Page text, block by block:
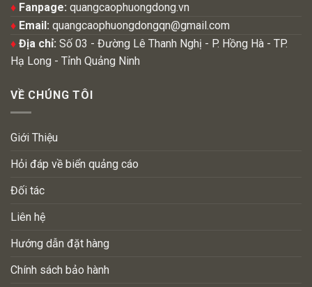
♦ Fanpage: quangcaophuongdong.vn
♦ Email: quangcaophuongdongqn@gmail.com
♦ Địa chỉ: Số 03 - Đường Lê Thanh Nghị - P. Hồng Hà - TP.
Hạ Long - Tỉnh Quảng Ninh
VỀ CHÚNG TÔI
Giới Thiệu
Hỏi đáp về biển quảng cáo
Đối tác
Liên hệ
Hướng dẫn đặt hàng
Chính sách bảo hành